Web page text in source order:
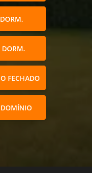
DORM.
FECHADO